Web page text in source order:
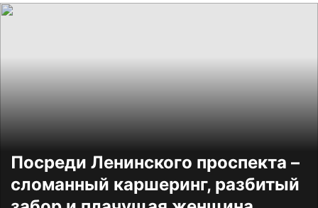
Посреди Ленинского проспекта –
сломанный каршеринг, разбитый